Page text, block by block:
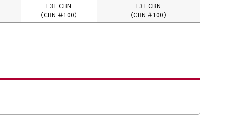
F3T CBN
（CBN ＃100）
F3T CBN
（CBN ＃100）